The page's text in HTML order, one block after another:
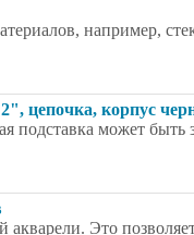
например,
цепочка, корпус
подставка может
Это